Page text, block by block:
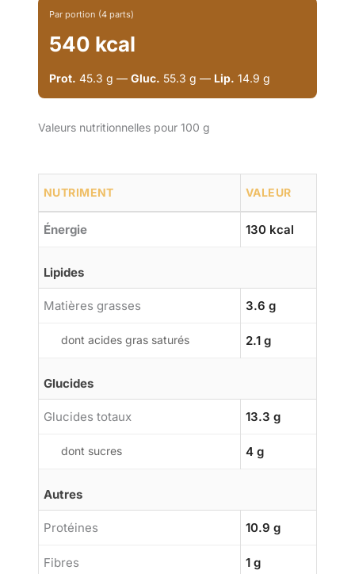
Par portion (4 parts)
540 kcal
Prot. 45.3 g — Gluc. 55.3 g — Lip. 14.9 g
Valeurs nutritionnelles pour 100 g
NUTRIMENT VALEUR
Énergie 130 kcal
Lipides
Matières grasses 3.6 g
dont acides gras saturés 2.1 g
Glucides
Glucides totaux 13.3 g
dont sucres 4 g
Autres
Protéines 10.9 g
Fibres 1 g